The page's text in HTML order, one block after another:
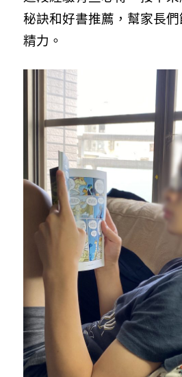
秘訣和好書推薦，幫家長
精力。